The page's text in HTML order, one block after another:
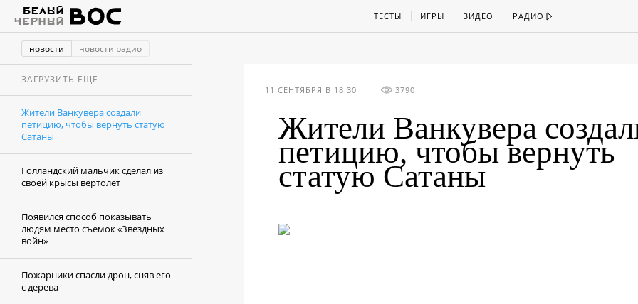
ТЕСТЫ ИГРЫ ВИДЕО РАДИО
новости новости радио
ЗАГРУЗИТЬ ЕЩЕ
Жители Ванкувера создали
петицию, чтобы вернуть статую
Сатаны
Голландский мальчик сделал из
своей крысы вертолет
Появился способ показывать
людям место съемок «Звездных
войн»
Пожарники спасли дрон, сняв его
с дерева
11 СЕНТЯБРЯ В 18:30 3790
Жители Ванкувера
петицию, чтобы вернуть
статую Сатаны